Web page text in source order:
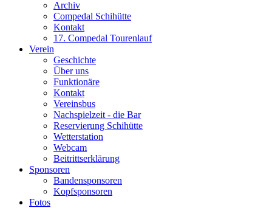
Archiv
Compedal Schihütte
Kontakt
17. Compedal Tourenlauf
Verein
Geschichte
Über uns
Funktionäre
Kontakt
Vereinsbus
Nachspielzeit - die Bar
Reservierung Schihütte
Wetterstation
Webcam
Beitrittserklärung
Sponsoren
Bandensponsoren
Kopfsponsoren
Fotos